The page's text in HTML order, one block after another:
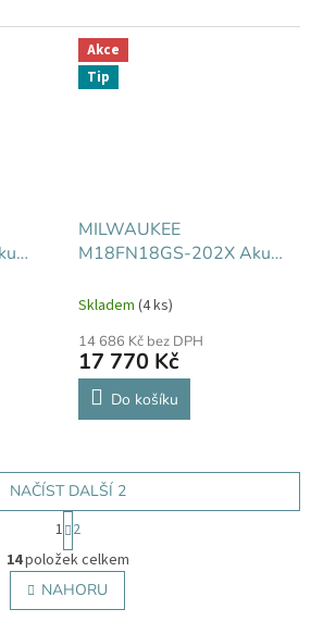
Akce
Tip
MILWAUKEE
M18FN18GS-202X Aku
Skladem (4 ks)
14 686 Kč bez DPH
17 770 Kč
Do košíku
O
v
l
á
NAČÍST DALŠÍ 2
S
t
r
á
n
k
1 2
14položek celkem
NAHORU